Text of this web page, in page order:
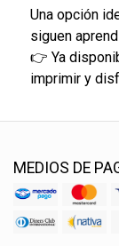
Una opción
siguen
👉 Ya
imprimir y
MEDIOS DE